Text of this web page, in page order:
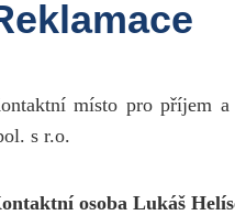
místo pro příjem
s r.o.
osoba Lukáš